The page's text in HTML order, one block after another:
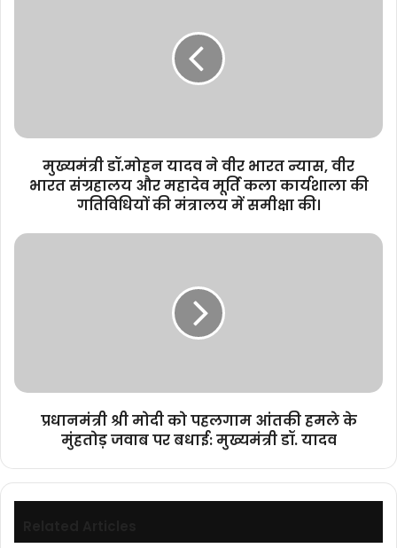
भारत
महादेव
कार्यशाला
मुख्यमंत्री डॉ.मोहन यादव ने वीर भारत न्यास, वीर
भारत संग्रहालय और महादेव मूर्ति कला कार्यशाला की
गतिविधियों की मंत्रालय में समीक्षा की।
प्रधानमंत्री
मुंहतोड़
डॉ.
यादव
प्रधानमंत्री श्री मोदी को पहलगाम आंतकी हमले के
मुंहतोड़ जवाब पर बधाई: मुख्यमंत्री डॉ. यादव